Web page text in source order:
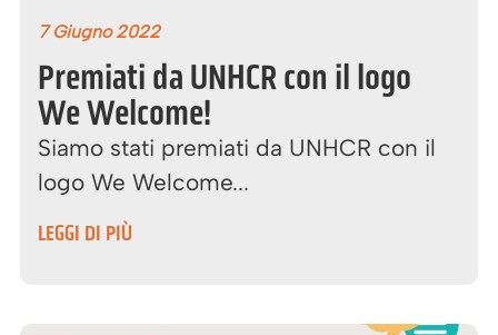
7 Giugno 2022
Premiati da UNHCR con il logo
We Welcome!
Siamo stati premiati da UNHCR con il
logo We Welcome...
LEGGI DI PIÙ